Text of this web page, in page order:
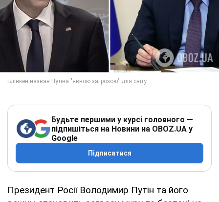
Будьте першими у курсі головного —
підпишіться на Новини на OBOZ.UA у
Google
Підписатися
Президент Росії Володимир Путін та його